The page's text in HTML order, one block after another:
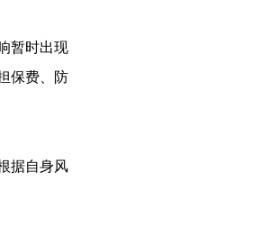
暂时出现
保费、防
据自身风